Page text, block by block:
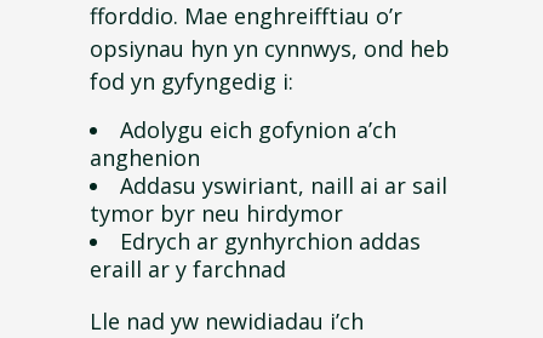
fforddio. Mae enghreifftiau o’r
opsiynau hyn yn cynnwys, ond heb
fod yn gyfyngedig i:
Adolygu eich gofynion a’ch
anghenion
Addasu yswiriant, naill ai ar sail
tymor byr neu hirdymor
Edrych ar gynhyrchion addas
eraill ar y farchnad
Lle nad yw newidiadau i’ch